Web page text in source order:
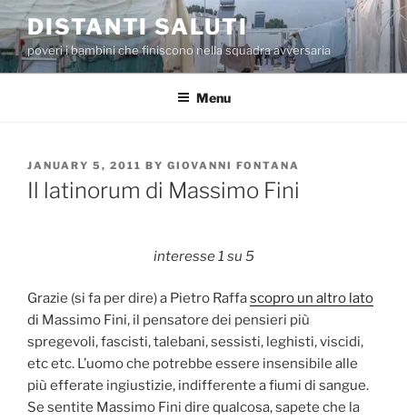
Skip
to
content
DISTANTI SALUTI
poveri i bambini che finiscono nella squadra avversaria
Menu
POSTED
ON
JANUARY 5, 2011 BY GIOVANNI FONTANA
Il latinorum di Massimo Fini
interesse 1 su 5
Grazie (si fa per dire) a Pietro Raffascopro un altro lato
di Massimo Fini, il pensatore dei pensieri più
spregevoli, fascisti, talebani, sessisti, leghisti, viscidi,
etc etc. L’uomo che potrebbe essere insensibile alle
più efferate ingiustizie, indifferente a fiumi di sangue.
Se sentite Massimo Fini dire qualcosa, sapete che la